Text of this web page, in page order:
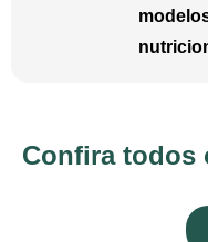
Confira todos